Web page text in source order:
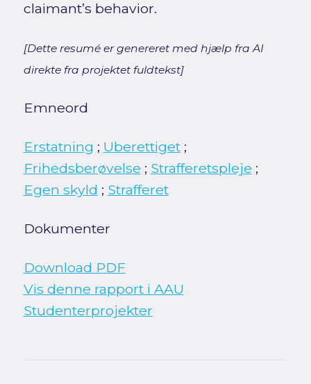
claimant’s behavior.
[Dette resumé er genereret med hjælp fra AI
direkte fra projektet fuldtekst]
Emneord
Erstatning ; Uberettiget;
Frihedsberøvelse ; Strafferetspleje ;
Egen skyld ; Strafferet
Dokumenter
Download PDF
Vis denne rapport i AAU
Studenterprojekter